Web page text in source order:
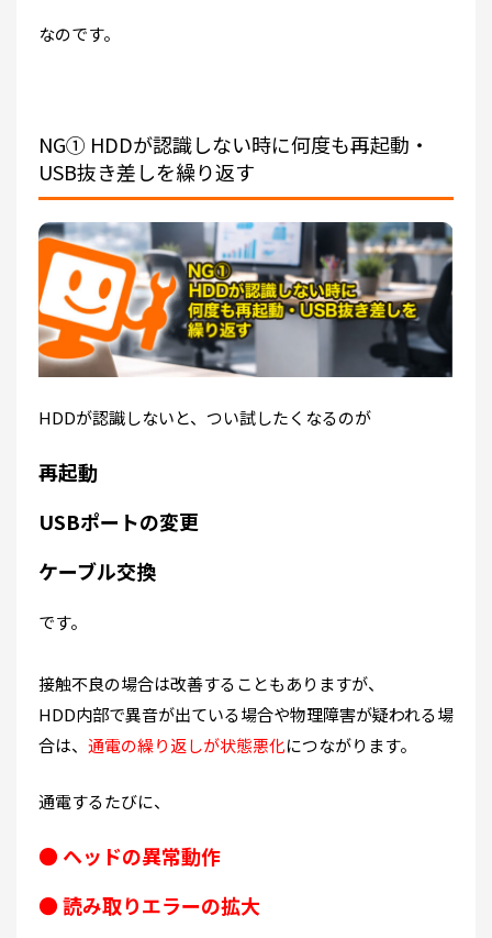
なのです。
NG① HDDが認識しない時に何度も再起動・
USB抜き差しを繰り返す
HDDが認識しないと、つい試したくなるのが
再起動
USBポートの変更
ケーブル交換
です。
接触不良の場合は改善することもありますが、
HDD内部で異音が出ている場合や物理障害が疑われる場
合は、 通電の繰り返しが状態悪化につながります。
通電するたびに、
● ヘッドの異常動作
●読み取りエラーの拡大